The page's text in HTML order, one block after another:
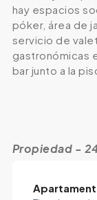
hay espacios
póker, área de
servicio de
gastronómicas
bar junto a la
Propiedad -